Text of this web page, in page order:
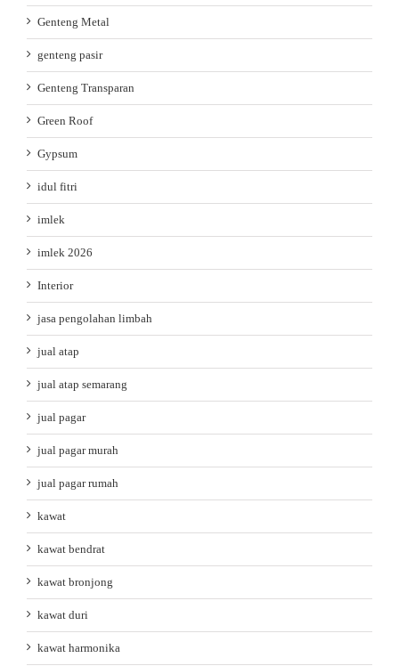
Genteng Metal
genteng pasir
Genteng Transparan
Green Roof
Gypsum
idul fitri
imlek
imlek 2026
Interior
jasa pengolahan limbah
jual atap
jual atap semarang
jual pagar
jual pagar murah
jual pagar rumah
kawat
kawat bendrat
kawat bronjong
kawat duri
kawat harmonika